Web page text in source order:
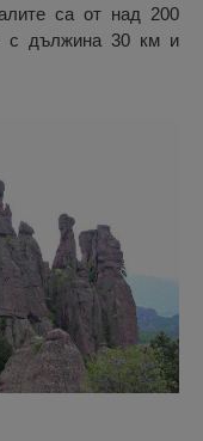
са от над 200
с дължина 30 км и